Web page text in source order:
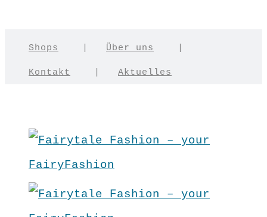
Shops Über uns
Kontakt Aktuelles